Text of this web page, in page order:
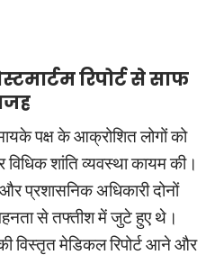
रिपोर्ट से साफ
पक्ष के आक्रोशित लोगों को
शांति व्यवस्था कायम की।
प्रशासनिक अधिकारी दोनों
से तफ्तीश में जुटे हुए थे।
विस्तृत मेडिकल रिपोर्ट आने और